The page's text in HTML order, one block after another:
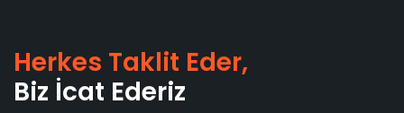
Herkes Taklit Eder,
Biz İcat Ederiz